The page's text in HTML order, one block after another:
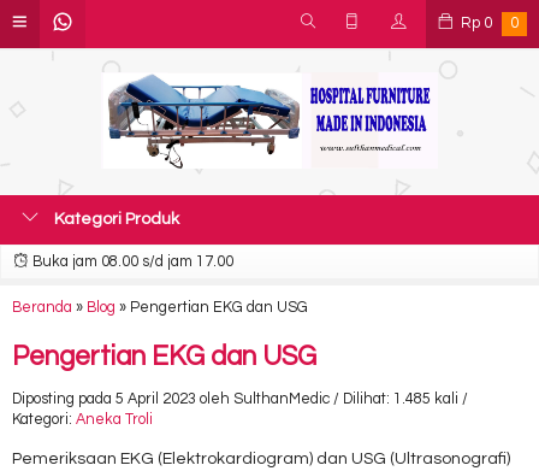
Rp 0 0
Kategori Produk
Buka jam 08.00 s/d jam 17.00
Beranda » Blog » Pengertian EKG dan USG
Pengertian EKG dan USG
Diposting pada 5 April 2023 oleh SulthanMedic / Dilihat: 1.485 kali /
Kategori: Aneka Troli
Pemeriksaan EKG (Elektrokardiogram) dan USG (Ultrasonografi)